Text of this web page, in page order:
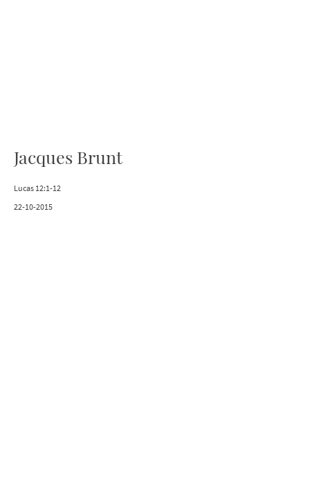
Jacques Brunt
Lucas 12:1-12
22-10-2015